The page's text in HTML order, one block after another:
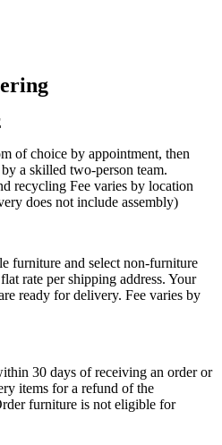
of choice by appointment, then
a skilled two-person team.
recycling Fee varies by location
does not include assembly)
furniture and select non-furniture
rate per shipping address. Your
ready for delivery. Fee varies by
30 days of receiving an order or
items for a refund of the
furniture is not eligible for